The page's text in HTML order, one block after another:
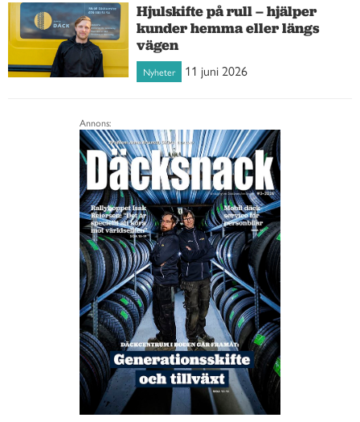
Hjulskifte på rull – hjälper
kunder hemma eller längs
vägen
Nyheter 11 juni 2026
Annons: